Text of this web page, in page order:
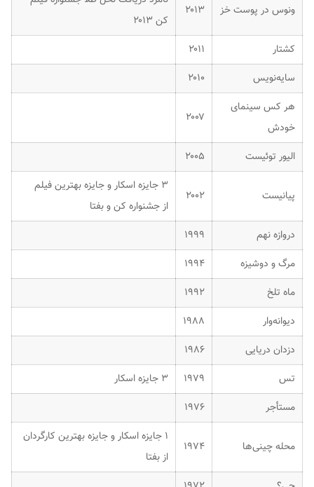
ونوس در پوست خز ۲۰۱۳
کن ۲۰۱۳
کشتار
۲۰۱۱
سایه‌نویس
۲۰۱۰
هر کس سینمای
خودش
۲۰۰۷
الیور توئیست ۲۰۰۵
پیانیست ۲۰۰۲
۳ جایزه اسکار و جایزه بهترین فیلم
از جشنواره کن و بفتا
دروازه نهم
۱۹۹۹
مرگ و دوشیزه
۱۹۹۴
ماه تلخ
۱۹۹۲
دیوانه‌وار
۱۹۸۸
دزدان دریایی
۱۹۸۶
تس
۱۹۷۹
۳ جایزه اسکار
مستأجر
۱۹۷۶
محله چینی‌ها ۱۹۷۴
۱ جایزه اسکار و جایزه بهترین کارگردان
از بفتا